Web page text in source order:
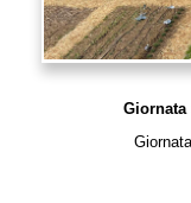
Giornata